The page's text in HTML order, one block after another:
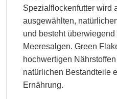
Spezialflockenfutter wird
ausgewählten,
und besteht
Meeresalgen. Green
hochwertigen
natürlichen Bestandteile
Ernährung.